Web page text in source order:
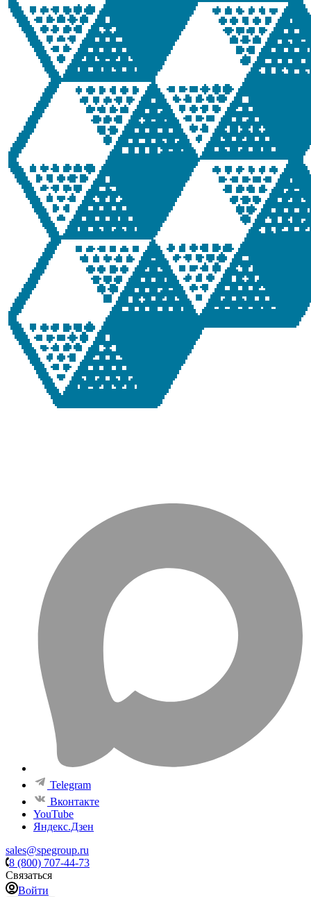
Telegram
Вконтакте
YouTube
Яндекс.Дзен
sales@spegroup.ru
8 (800) 707-44-73
Связаться
Войти